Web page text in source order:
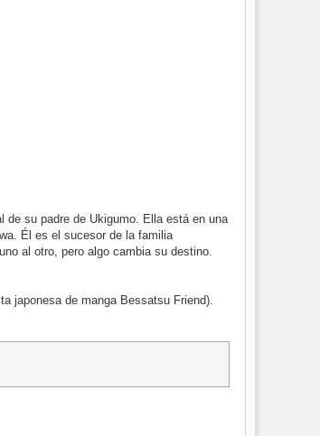
de su padre de Ukigumo. Ella está en una
Él es el sucesor de la familia
al otro, pero algo cambia su destino.
japonesa de manga Bessatsu Friend).